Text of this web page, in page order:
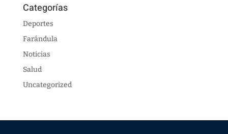
Categorías
Deportes
Farándula
Noticias
Salud
Uncategorized